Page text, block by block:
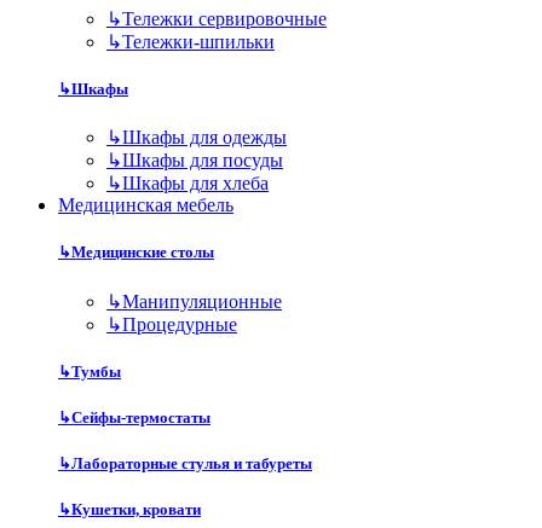
↳Тележки сервировочные
↳Тележки-шпильки
↳Шкафы
↳Шкафы для одежды
↳Шкафы для посуды
↳Шкафы для хлеба
Медицинская мебель
↳Медицинские столы
↳Манипуляционные
↳Процедурные
↳Тумбы
↳Сейфы-термостаты
↳Лабораторные стулья и табуреты
↳Кушетки, кровати